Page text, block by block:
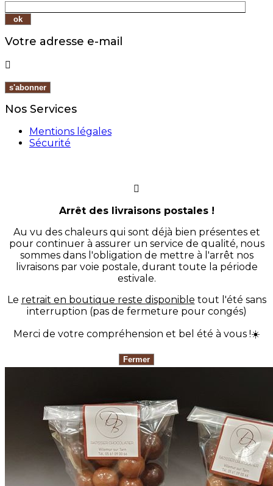
Votre adresse e-mail

Nos Services
Mentions légales
Sécurité
Arrêt des livraisons postales !
Au vu des chaleurs qui sont déjà bien présentes et
pour continuer à assurer un service de qualité, nous
sommes dans l'obligation de mettre à l'arrêt nos
livraisons par voie postale, durant toute la période
estivale.
Le retrait en boutique reste disponible tout l'été sans
interruption (pas de fermeture pour congés)
Merci de votre compréhension et bel été à vous !☀️